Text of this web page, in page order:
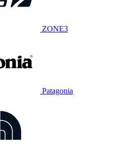
ZONE3
Patagonia